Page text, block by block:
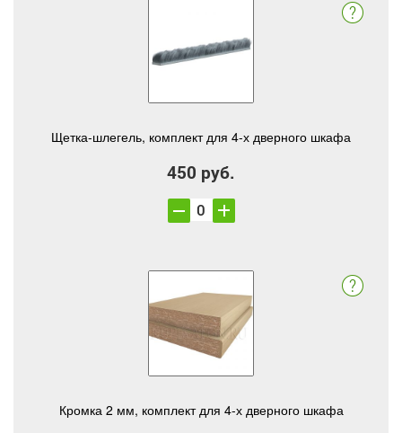
Щетка-шлегель, комплект для 4-х дверного шкафа
450 руб.
Кромка 2 мм, комплект для 4-х дверного шкафа